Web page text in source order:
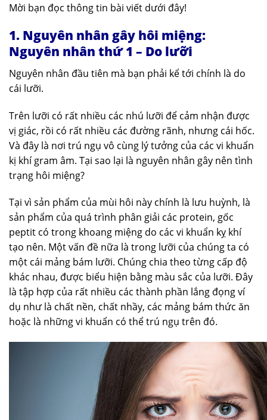
Mời bạn đọc thông tin bài viết dưới đây!
1. Nguyên nhân gây hôi miệng:
Nguyên nhân thứ 1 – Do lưỡi
Nguyên nhân đầu tiên mà bạn phải kể tới chính là do
cái lưỡi.
Trên lưỡi có rất nhiều các nhú lưỡi để cảm nhận được
vị giác, rồi có rất nhiều các đường rãnh, nhưng cái hốc.
Và đây là nơi trú ngụ vô cùng lý tưởng của các vi khuẩn
kị khí gram âm. Tại sao lại là nguyên nhân gây nên tình
trạng hôi miệng?
Tại vì sản phẩm của mùi hôi này chính là lưu huỳnh, là
sản phẩm của quá trình phân giải các protein, gốc
peptit có trong khoang miệng do các vi khuẩn kỵ khí
tạo nên. Một vấn đề nữa là trong lưỡi của chúng ta có
một cái mảng bám lưỡi. Chúng chia theo từng cấp độ
khác nhau, được biểu hiện bằng màu sắc của lưỡi. Đây
là tập hợp của rất nhiều các thành phần lắng đọng ví
dụ như là chất nền, chất nhầy, các mảng bám thức ăn
hoặc là những vi khuẩn có thể trú ngụ trên đó.